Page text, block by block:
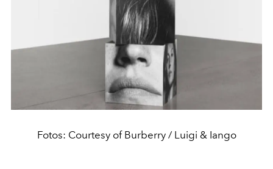
Fotos: Courtesy of Burberry / Luigi & Iango